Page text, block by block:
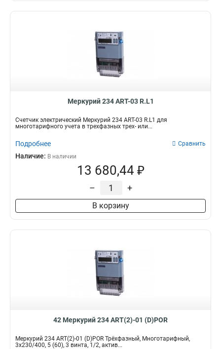
Mеркурий 234 ART-03 R.L1
Счетчик электрический Mеркурий 234 ART-03 R.L1 для
многотарифного учета в трехфазных трех- или...
Подробнее Сравнить
Наличие: В наличии
13 680,44 ₽
– +
В корзину
42 Меркурий 234 ART(2)-01 (D)POR
Меркурий 234 ART(2)-01 (D)POR Трёхфазный, Многотарифный,
3x230/400, 5 (60), 3 винта, 1/2, актив...